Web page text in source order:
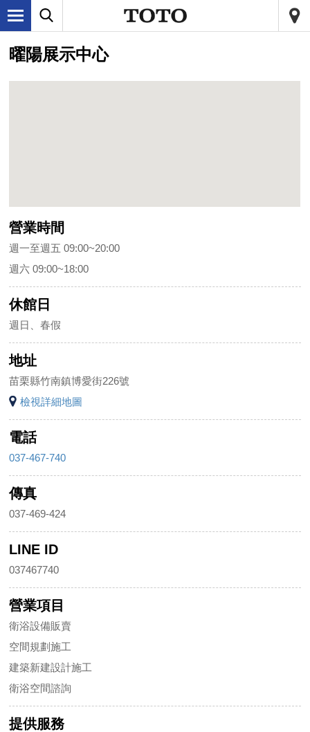
曜陽展示中心
營業時間
週一至週五 09:00~20:00
週六 09:00~18:00
休館日
週日、春假
地址
苗栗縣竹南鎮博愛街226號
檢視詳細地圖
電話
037-467-740
傳真
037-469-424
LINE ID
037467740
營業項目
衛浴設備販賣
空間規劃施工
建築新建設計施工
衛浴空間諮詢
提供服務